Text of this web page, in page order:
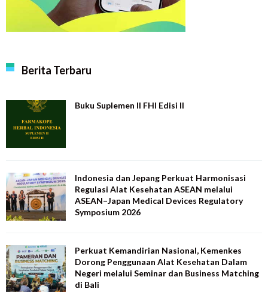
Berita Terbaru
Buku Suplemen II FHI Edisi II
Indonesia dan Jepang Perkuat Harmonisasi
Regulasi Alat Kesehatan ASEAN melalui
ASEAN–Japan Medical Devices Regulatory
Symposium 2026
Perkuat Kemandirian Nasional, Kemenkes
Dorong Penggunaan Alat Kesehatan Dalam
Negeri melalui Seminar dan Business Matching
di Bali